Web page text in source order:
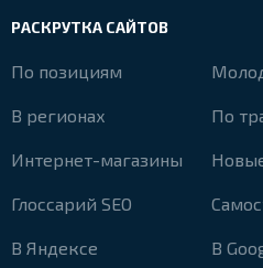
РАСКРУТКА САЙТОВ
По позициям
В регионах По
Интернет-магазины
Глоссарий SEO
В Яндексе В